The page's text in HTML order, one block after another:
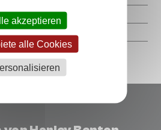
akzeptieren
alle Cookies
9V DC, center negative
20mA